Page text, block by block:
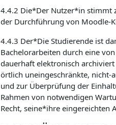
4.4.2 Die*Der Nutzer*in stimmt
der Durchführung von Moodle-
4.4.3 Der*Die Studierende ist
Bachelorarbeiten durch eine
dauerhaft elektronisch
örtlich uneingeschränkte, nicht-
und zur Überprüfung der
Rahmen von notwendigen
Recht, seine*ihre eingereichten